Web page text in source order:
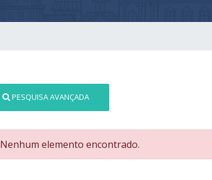
PESQUISA AVANÇADA
Nenhum elemento encontrado.